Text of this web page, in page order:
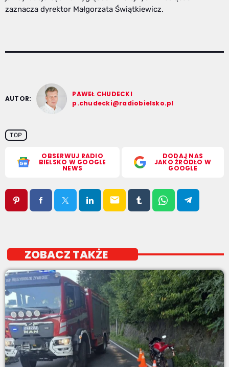
zaznacza dyrektor Małgorzata Świątkiewicz.
AUTOR:
PAWEŁ CHUDECKI
p.chudecki@radiobielsko.pl
TOP
OBSERWUJ RADIO
BIELSKO W GOOGLE
NEWS
DODAJ NAS
JAKO ŹRÓDŁO W
GOOGLE
email
ZOBACZ TAKŻE